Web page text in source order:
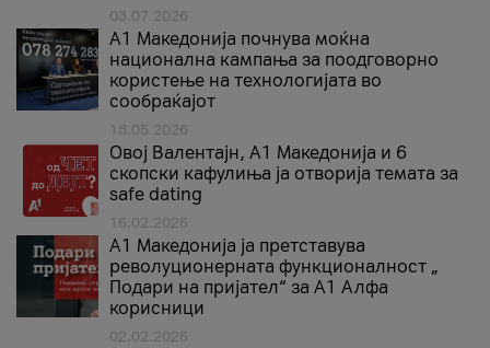
03.07.2026
A1 Македонија почнува моќна
национална кампања за поодговорно
користење на технологијата во
сообраќајот
18.05.2026
Овој Валентајн, A1 Македонија и 6
скопски кафулиња ја отворија темата за
safe dating
16.02.2026
А1 Македонија ја претставува
револуционерната функционалност „
Подари на пријател“ за А1 Алфа
корисници
02.02.2026